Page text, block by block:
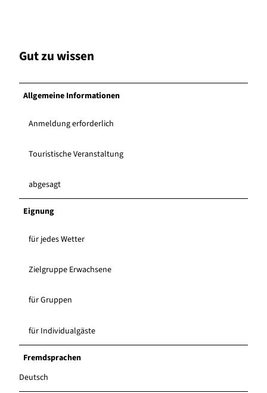
Gut zu wissen
Allgemeine Informationen
Anmeldung erforderlich
Touristische Veranstaltung
abgesagt
Eignung
für jedes Wetter
Zielgruppe Erwachsene
für Gruppen
für Individualgäste
Fremdsprachen
Deutsch